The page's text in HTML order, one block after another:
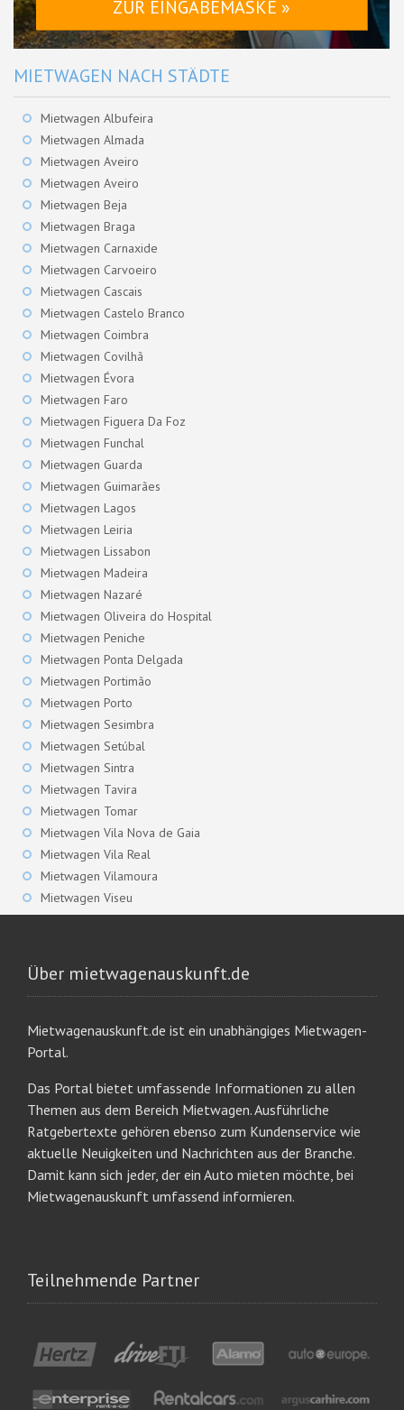
ZUR EINGABEMASKE »
MIETWAGEN NACH STÄDTE
Mietwagen Albufeira
Mietwagen Almada
Mietwagen Aveiro
Mietwagen Aveiro
Mietwagen Beja
Mietwagen Braga
Mietwagen Carnaxide
Mietwagen Carvoeiro
Mietwagen Cascais
Mietwagen Castelo Branco
Mietwagen Coimbra
Mietwagen Covilhã
Mietwagen Évora
Mietwagen Faro
Mietwagen Figuera Da Foz
Mietwagen Funchal
Mietwagen Guarda
Mietwagen Guimarães
Mietwagen Lagos
Mietwagen Leiria
Mietwagen Lissabon
Mietwagen Madeira
Mietwagen Nazaré
Mietwagen Oliveira do Hospital
Mietwagen Peniche
Mietwagen Ponta Delgada
Mietwagen Portimão
Mietwagen Porto
Mietwagen Sesimbra
Mietwagen Setúbal
Mietwagen Sintra
Mietwagen Tavira
Mietwagen Tomar
Mietwagen Vila Nova de Gaia
Mietwagen Vila Real
Mietwagen Vilamoura
Mietwagen Viseu
Über mietwagenauskunft.de
Mietwagenauskunft.de ist ein unabhängiges Mietwagen-
Portal.
Das Portal bietet umfassende Informationen zu allen
Themen aus dem Bereich Mietwagen. Ausführliche
Ratgebertexte gehören ebenso zum Kundenservice wie
aktuelle Neuigkeiten und Nachrichten aus der Branche.
Damit kann sich jeder, der ein Auto mieten möchte, bei
Mietwagenauskunft umfassend informieren.
Teilnehmende Partner